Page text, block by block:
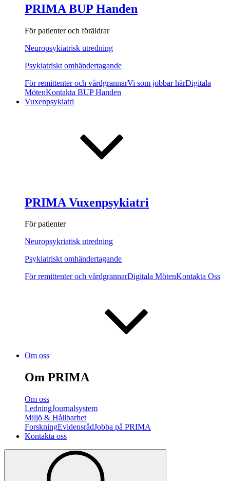
PRIMA BUP Handen
För patienter och föräldrar
Neuropsykiatrisk utredning
Psykiatriskt omhändertagande
För remittenter och vårdgrannarVi som jobbar härDigitala
MötenKontakta BUP Handen
Vuxenpsykiatri
PRIMA Vuxenpsykiatri
För patienter
Neuropsykriatisk utredning
Psykiatriskt omhändertagande
För remittenter och vårdgrannarDigitala MötenKontakta Oss
Om oss
Om PRIMA
Om oss
LedningJournalsystem
Miljö & Hållbarhet
ForskningEvidensrådJobba på PRIMA
Kontakta oss